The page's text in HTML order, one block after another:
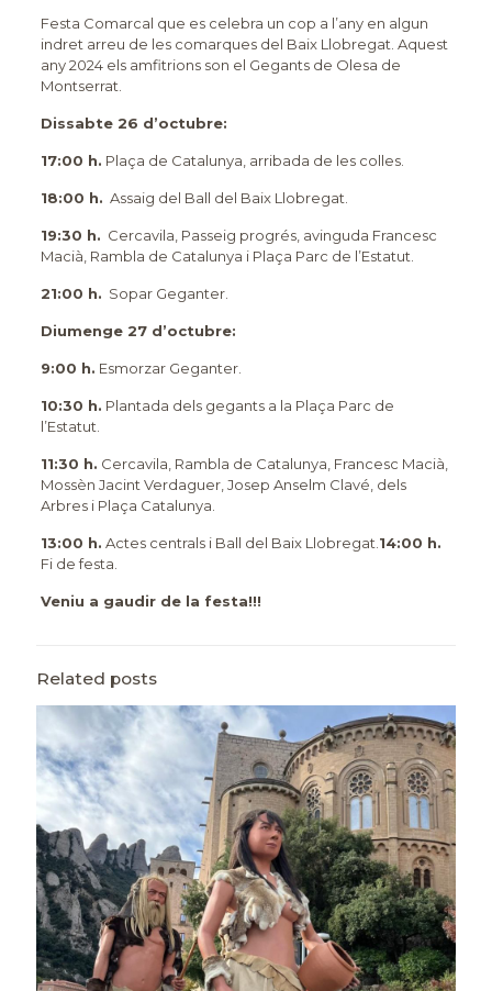
Festa Comarcal que es celebra un cop a l’any en algun
indret arreu de les comarques del Baix Llobregat. Aquest
any 2024 els amfitrions son el Gegants de Olesa de
Montserrat.
Dissabte 26 d’octubre:
17:00 h. Plaça de Catalunya, arribada de les colles.
18:00 h. Assaig del Ball del Baix Llobregat.
19:30 h. Cercavila, Passeig progrés, avinguda Francesc
Macià, Rambla de Catalunya i Plaça Parc de l’Estatut.
21:00 h. Sopar Geganter.
Diumenge 27 d’octubre:
9:00 h. Esmorzar Geganter.
10:30 h. Plantada dels gegants a la Plaça Parc de
l’Estatut.
11:30 h. Cercavila, Rambla de Catalunya, Francesc Macià,
Mossèn Jacint Verdaguer, Josep Anselm Clavé, dels
Arbres i Plaça Catalunya.
13:00 h. Actes centrals i Ball del Baix Llobregat.14:00 h.
Fi de festa.
Veniu a gaudir de la festa!!!
Related posts